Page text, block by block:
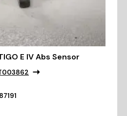
E IV Abs Sensor